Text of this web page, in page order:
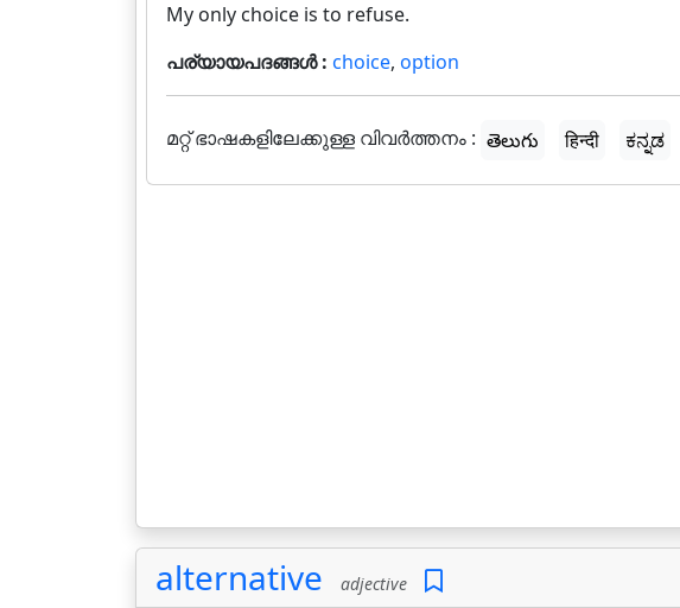
My only choice is to refuse.
പര്യായപദങ്ങൾ : choice, option
മറ്റ് ഭാഷകളിലേക്കുള്ള വിവർത്തനം : తెలుగు हिन्दी ಕನ್ನಡ
alternative adjective